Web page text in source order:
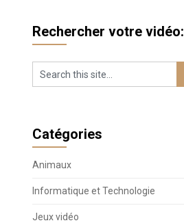
Rechercher votre vidéo:
Catégories
Animaux
Informatique et Technologie
Jeux vidéo